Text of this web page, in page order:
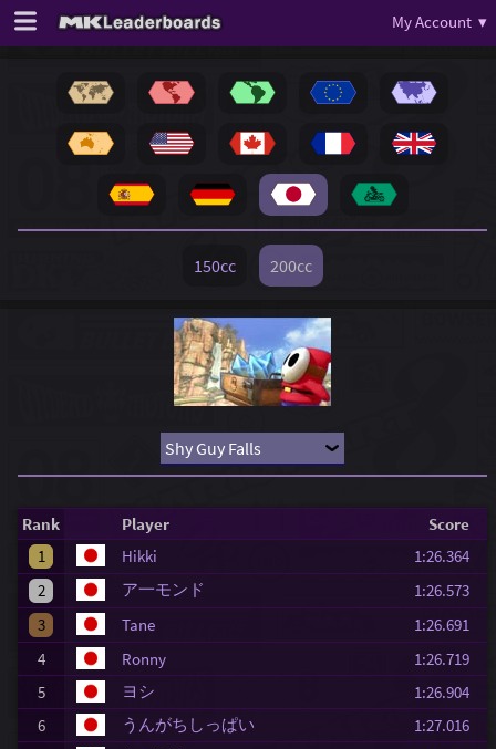
My Account ▾
150cc 200cc
Rank Player
Score
1
Hikki
1:26.364
2
ア一モンド
1:26.573
3
Tane
1:26.691
4
Ronny
1:26.719
5
ヨシ
1:26.904
6
うんがちしっぱい
1:27.016